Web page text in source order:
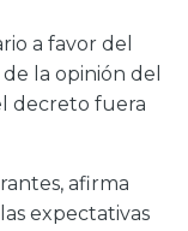
a favor del
la opinión del
decreto fuera
afirma
expectativas